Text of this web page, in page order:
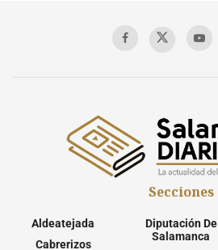
Secciones
Aldeatejada
Cabrerizos
Diputación De
Salamanca